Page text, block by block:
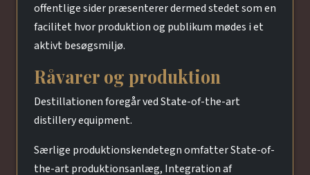
offentlige sider præsenterer dermed stedet som en
facilitet hvor produktion og publikum mødes i et
aktivt besøgsmiljø.
Råvarer og produktion
Destillationen foregår ved State-of-the-art
distillery equipment.
Særlige produktionskendetegn omfatter State-of-
the-art produktionsanlæg, Integration af